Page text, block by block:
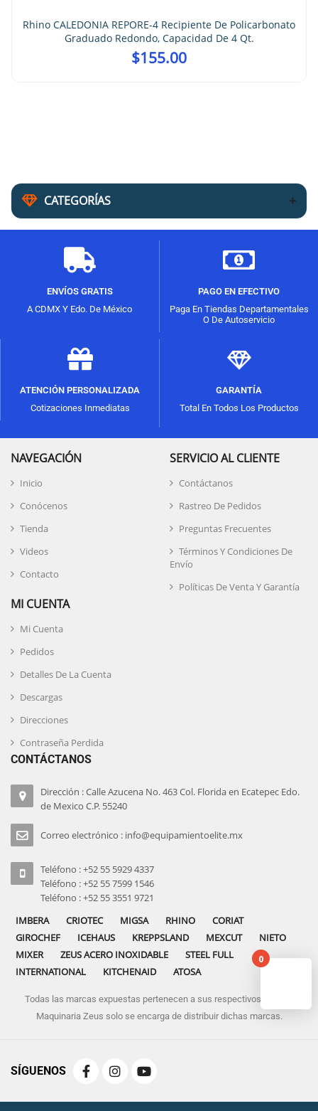
CATEGORÍAS
Rhino CALEDONIA REPORE-4 Recipiente De Policarbonato
Graduado Redondo, Capacidad De 4 Qt.
$155.00
ENVÍOS GRATIS
A CDMX Y Edo. De México
PAGO EN EFECTIVO
Paga En Tiendas Departamentales
O De Autoservicio
ATENCIÓN PERSONALIZADA
Cotizaciones Inmediatas
GARANTÍA
Total En Todos Los Productos
NAVEGACIÓN
Inicio
Conócenos
Tienda
Videos
Contacto
SERVICIO AL CLIENTE
Contáctanos
Rastreo De Pedidos
Preguntas Frecuentes
Términos Y Condiciones De
Envío
Políticas De Venta Y Garantía
MI CUENTA
Mi Cuenta
Pedidos
Detalles De La Cuenta
Descargas
Direcciones
Contraseña Perdida
CONTÁCTANOS
Dirección : Calle Azucena No. 463 Col. Florida en Ecatepec Edo.
de Mexico C.P. 55240
Correo electrónico : info@equipamientoelite.mx
Teléfono : +52 55 5929 4337
Teléfono : +52 55 7599 1546
Teléfono : +52 55 3551 9721
IMBERA
CRIOTEC MIGSA RHINO
CORIAT
GIROCHEF
ICEHAUS KREPPSLAND MEXCUT
NIETO
MIXER
ZEUS ACERO INOXIDABLE
STEEL FULL
INTERNATIONAL
KITCHENAID ATOSA
Todas las marcas expuestas pertenecen a sus respectivos dueños
Maquinaria Zeus solo se encarga de distribuir dichas marcas.
SÍGUENOS
0